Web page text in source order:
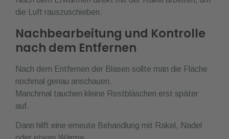
die Luft rauszuschieben.
Nachbearbeitung und Kontrolle
nach dem Entfernen
Nach dem Entfernen der Blasen sollte man die Fläche
nochmal genau anschauen.
Manchmal tauchen kleine Restbläschen erst später
auf.
Dann hilft eine erneute Behandlung mit Rakel, Nadel